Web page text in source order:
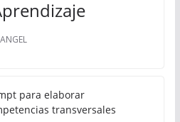
para elaborar
transversales